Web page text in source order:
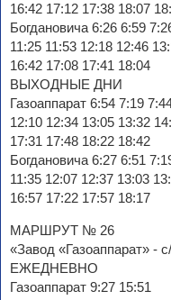
16:42 17:12 17:38 18:07
Богдановича 6:26 6:59
11:25 11:53 12:18 12:46
16:42 17:08 17:41 18:04
ВЫХОДНЫЕ ДНИ
Газоаппарат 6:54 7:19
12:10 12:34 13:05 13:32
17:31 17:48 18:22 18:42
Богдановича 6:27 6:51
11:35 12:07 12:37 13:03
16:57 17:22 17:57 18:17
МАРШРУТ № 26
«Завод «Газоаппарат» -
ЕЖЕДНЕВНО
Газоаппарат 9:27 15:51